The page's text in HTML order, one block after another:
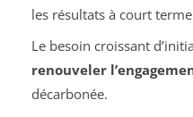
les résultats à court
Le besoin croissant
renouveler
décarbonée.